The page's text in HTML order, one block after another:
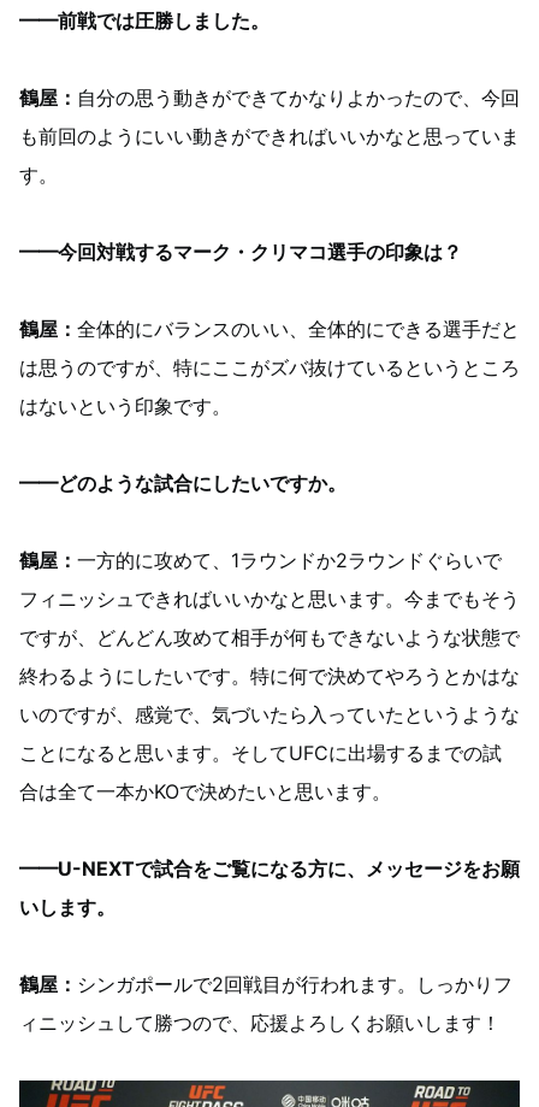
━━前戦では圧勝しました。
鶴屋： 自分の思う動きができてかなりよかったので、今回
も前回のようにいい動きができればいいかなと思っていま
す。
━━今回対戦するマーク・クリマコ選手の印象は？
鶴屋： 全体的にバランスのいい、全体的にできる選手だと
は思うのですが、特にここがズバ抜けているというところ
はないという印象です。
━━どのような試合にしたいですか。
鶴屋： 一方的に攻めて、1ラウンドか2ラウンドぐらいで
フィニッシュできればいいかなと思います。今までもそう
ですが、どんどん攻めて相手が何もできないような状態で
終わるようにしたいです。特に何で決めてやろうとかはな
いのですが、感覚で、気づいたら入っていたというような
ことになると思います。そしてUFCに出場するまでの試
合は全て一本かKOで決めたいと思います。
━━U-NEXTで試合をご覧になる方に、メッセージをお願
いします。
鶴屋： シンガポールで2回戦目が行われます。しっかりフ
ィニッシュして勝つので、応援よろしくお願いします！